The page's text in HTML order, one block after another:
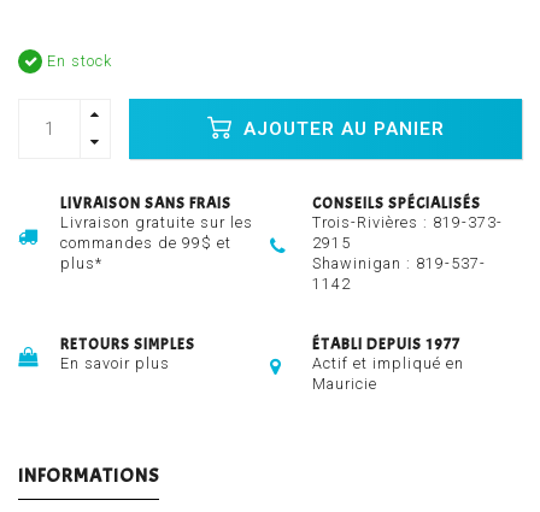
En stock
AJOUTER AU PANIER
LIVRAISON SANS FRAIS
Livraison gratuite sur les
commandes de 99$ et
plus*
CONSEILS SPÉCIALISÉS
Trois-Rivières : 819-373-
2915
Shawinigan : 819-537-
1142
RETOURS SIMPLES
En savoir plus
ÉTABLI DEPUIS 1977
Actif et impliqué en
Mauricie
INFORMATIONS